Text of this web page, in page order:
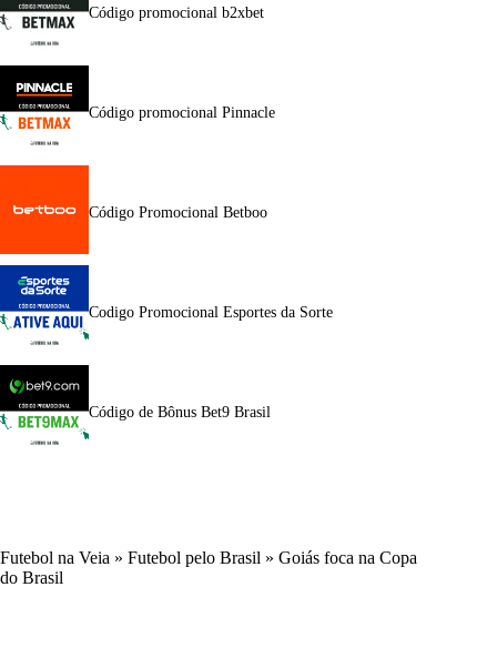
Código promocional b2xbet
Código promocional Pinnacle
Código Promocional Betboo
Codigo Promocional Esportes da Sorte
Código de Bônus Bet9 Brasil
Futebol na Veia » Futebol pelo Brasil » Goiás foca na Copa
do Brasil